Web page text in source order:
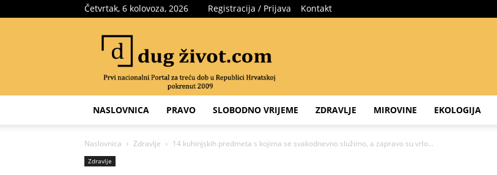
Četvrtak, 6 kolovoza, 2026 Registracija / Prijava Kontakt
za
treću
dob
NASLOVNICA PRAVO SLOBODNO VRIJEME ZDRAVLJE MIROVINE EKOLOGIJA
Naslovnica Zdravlje 14 kuhinjskih predmeta s kojima se svakodnevno služimo, a zapravo su vrlo...
Zdravlje